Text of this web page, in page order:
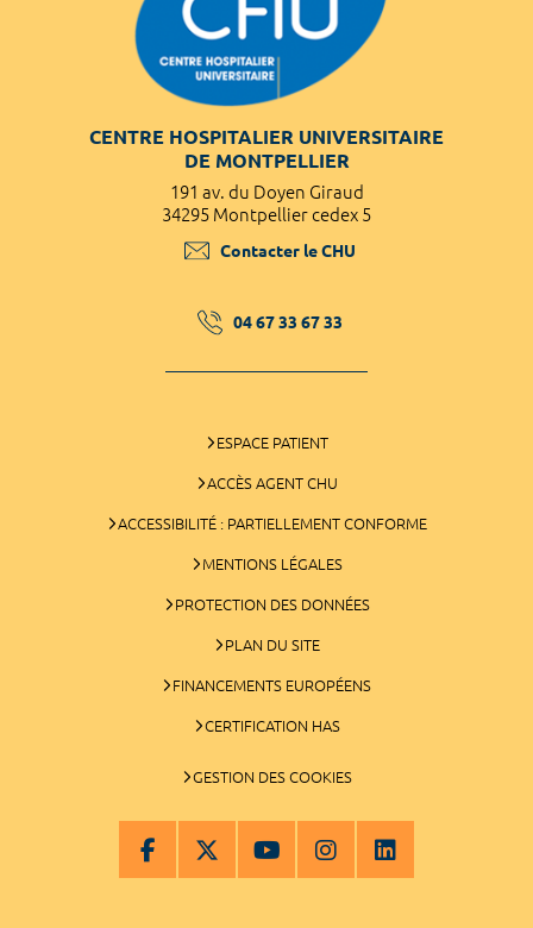
CENTRE HOSPITALIER UNIVERSITAIRE
DE MONTPELLIER
191 av. du Doyen Giraud
34295 Montpellier cedex 5
Contacter le CHU
04 67 33 67 33
ESPACE PATIENT
ACCÈS AGENT CHU
ACCESSIBILITÉ : PARTIELLEMENT CONFORME
MENTIONS LÉGALES
PROTECTION DES DONNÉES
PLAN DU SITE
FINANCEMENTS EUROPÉENS
CERTIFICATION HAS
GESTION DES COOKIES